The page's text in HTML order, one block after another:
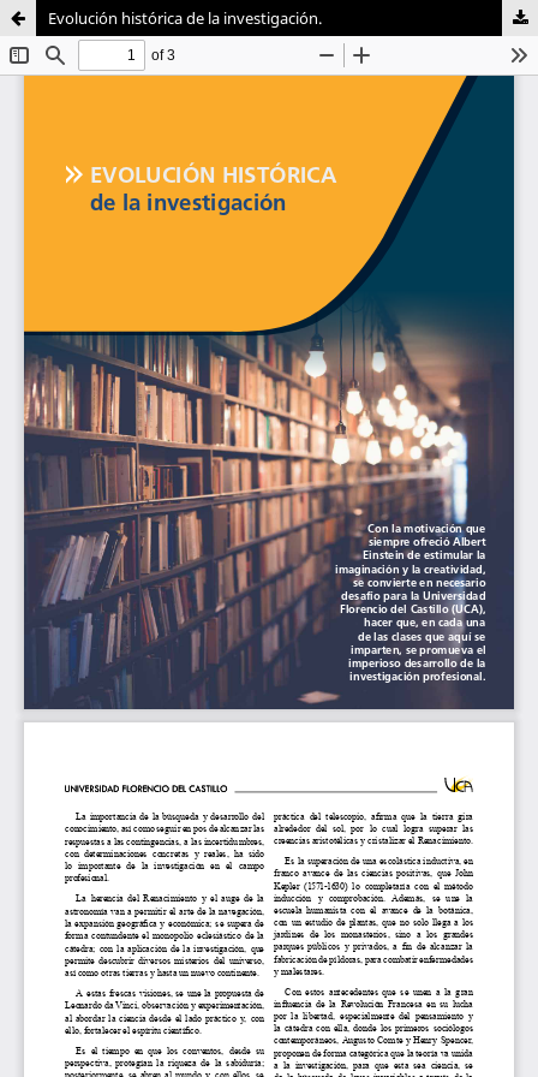
Evolución histórica de la investigación.